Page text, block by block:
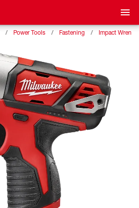
Power Tools Fastening Impact